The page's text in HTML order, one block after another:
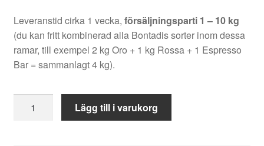
Leveranstid cirka 1 vecka, försäljningsparti 1 – 10 kg
(du kan fritt kombinerad alla Bontadis sorter inom dessa
ramar, till exempel 2 kg Oro + 1 kg Rossa + 1 Espresso
Bar = sammanlagt 4 kg).
Special
Lägg till i varukorg